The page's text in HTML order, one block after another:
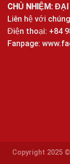
CHỦ NHIỆM:
Liên hệ với
Điện thoại: +84
Fanpage:
Copyright 2025 ©